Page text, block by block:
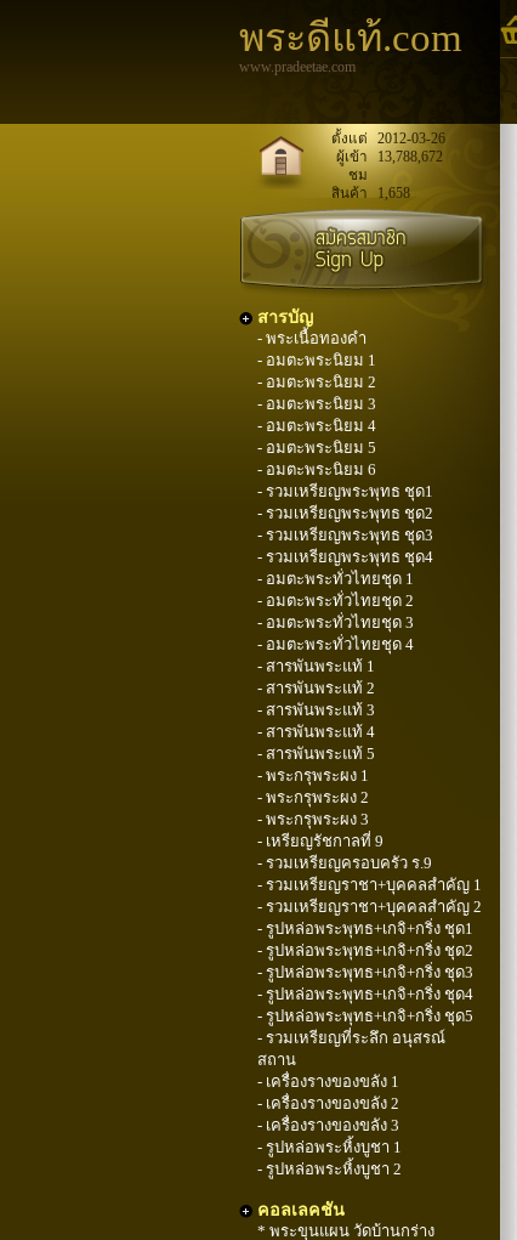
พระดีแท้.com
www.pradeetae.com
ตั้งแต่
2012-03-26
ผู้เข้า
ชม
13,788,672
สินค้า 1,658
สารบัญ
- พระเนื้อทองคำ
- อมตะพระนิยม 1
- อมตะพระนิยม 2
- อมตะพระนิยม 3
- อมตะพระนิยม 4
- อมตะพระนิยม 5
- อมตะพระนิยม 6
- รวมเหรียญพระพุทธ ชุด1
- รวมเหรียญพระพุทธ ชุด2
- รวมเหรียญพระพุทธ ชุด3
- รวมเหรียญพระพุทธ ชุด4
- อมตะพระทั่วไทยชุด 1
- อมตะพระทั่วไทยชุด 2
- อมตะพระทั่วไทยชุด 3
- อมตะพระทั่วไทยชุด 4
- สารพันพระแท้ 1
- สารพันพระแท้ 2
- สารพันพระแท้ 3
- สารพันพระแท้ 4
- สารพันพระแท้ 5
- พระกรุพระผง 1
- พระกรุพระผง 2
- พระกรุพระผง 3
- เหรียญรัชกาลที่ 9
- รวมเหรียญครอบครัว ร.9
- รวมเหรียญราชา+บุคคลสำคัญ 1
- รวมเหรียญราชา+บุคคลสำคัญ 2
- รูปหล่อพระพุทธ+เกจิ+กริ่ง ชุด1
- รูปหล่อพระพุทธ+เกจิ+กริ่ง ชุด2
- รูปหล่อพระพุทธ+เกจิ+กริ่ง ชุด3
- รูปหล่อพระพุทธ+เกจิ+กริ่ง ชุด4
- รูปหล่อพระพุทธ+เกจิ+กริ่ง ชุด5
- รวมเหรียญที่ระลึก อนุสรณ์
สถาน
- เครื่องรางของขลัง 1
- เครื่องรางของขลัง 2
- เครื่องรางของขลัง 3
- รูปหล่อพระหิ้งบูชา 1
- รูปหล่อพระหิ้งบูชา 2
คอลเลคชัน
* พระขุนแผน วัดบ้านกร่าง